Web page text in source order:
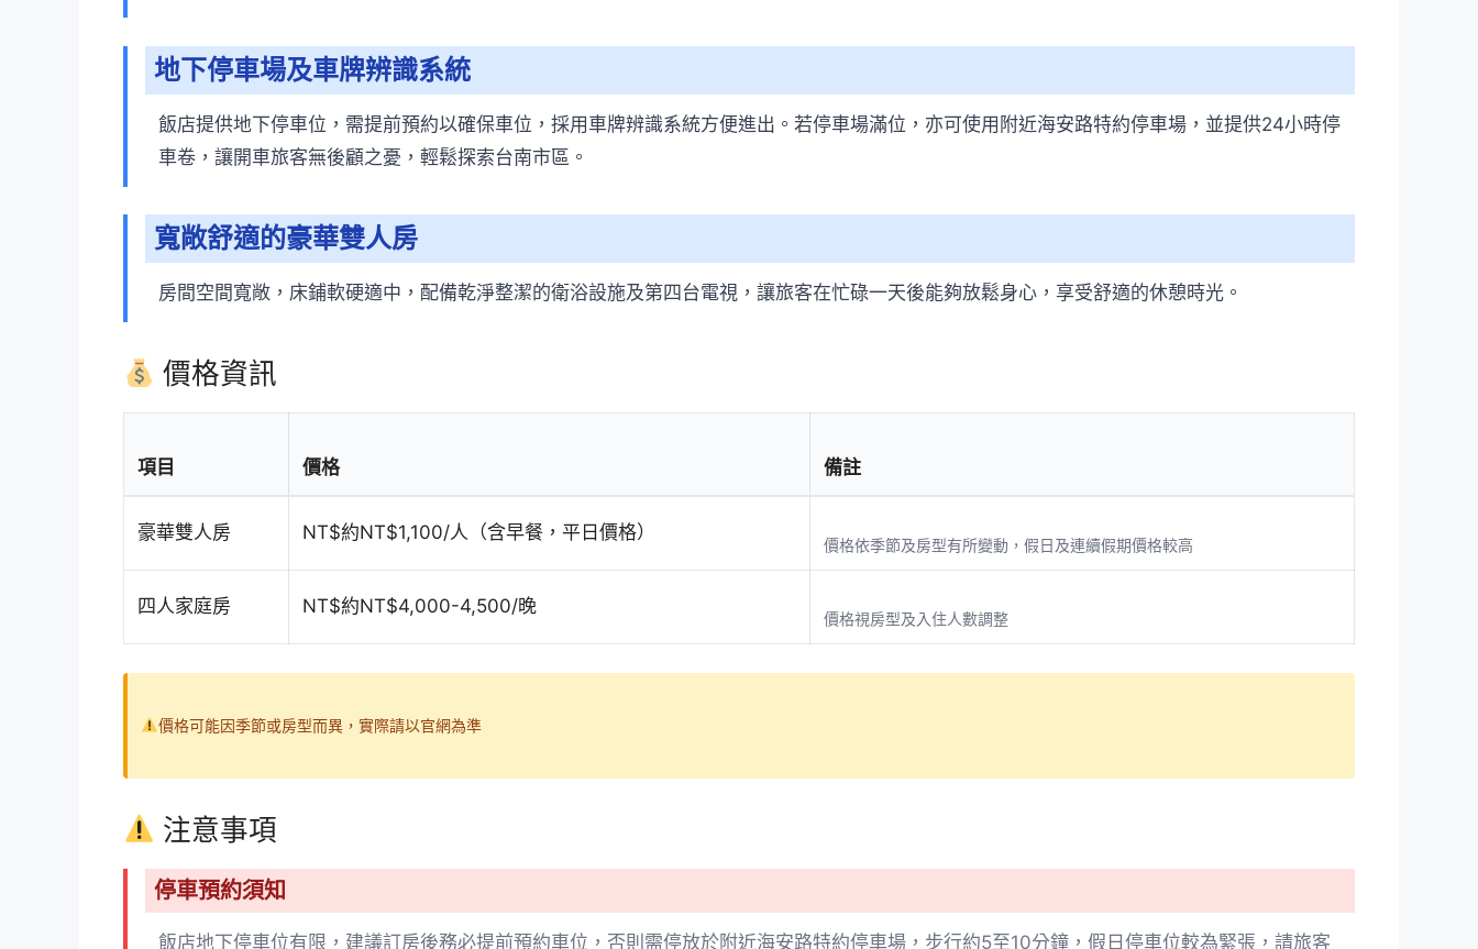
地下停車場及車牌辨識系統
飯店提供地下停車位，需提前預約以確保車位，採用車牌辨識系統方便進出。若停車場滿位，亦可使用附近海安路特約停車場，並提供24小時停
車卷，讓開車旅客無後顧之憂，輕鬆探索台南市區。
寬敞舒適的豪華雙人房
房間空間寬敞，床鋪軟硬適中，配備乾淨整潔的衛浴設施及第四台電視，讓旅客在忙碌一天後能夠放鬆身心，享受舒適的休憩時光。
價格資訊
項目 價格 備註
豪華雙人房 NT$約NT$1,100/人（含早餐，平日價格）
價格依季節及房型有所變動，假日及連續假期價格較高
四人家庭房 NT$約NT$4,000-4,500/晚
價格視房型及入住人數調整
價格可能因季節或房型而異，實際請以官網為準
注意事項
停車預約須知
飯店地下停車位有限，建議訂房後務必提前預約車位，否則需停放於附近海安路特約停車場，步行約5至10分鐘，假日停車位較為緊張，請旅客